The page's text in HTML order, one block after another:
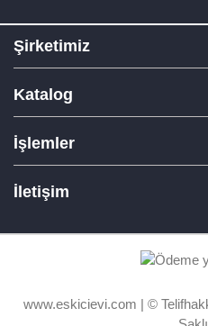
Şirketimiz
Katalog
İşlemler
İletişim
www.eskicievi.com | ©